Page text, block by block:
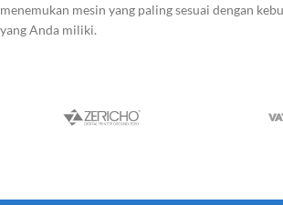
menemukan mesin yang paling sesuai dengan
yang Anda miliki.